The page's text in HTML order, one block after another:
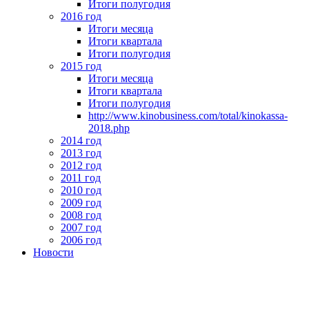
Итоги полугодия
2016 год
Итоги месяца
Итоги квартала
Итоги полугодия
2015 год
Итоги месяца
Итоги квартала
Итоги полугодия
http://www.kinobusiness.com/total/kinokassa-
2018.php
2014 год
2013 год
2012 год
2011 год
2010 год
2009 год
2008 год
2007 год
2006 год
Новости